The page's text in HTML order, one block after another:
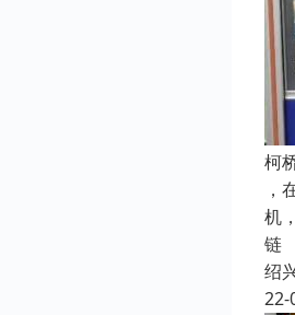
柯
，
机
链
绍
22-